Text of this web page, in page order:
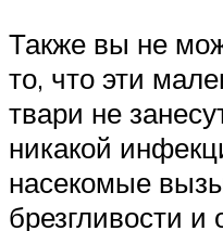
Также вы не
то, что эти
твари не
никакой
насекомые
брезгливости